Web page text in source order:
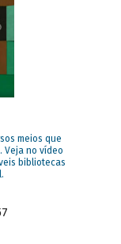
meios que
Veja no vídeo
bibliotecas